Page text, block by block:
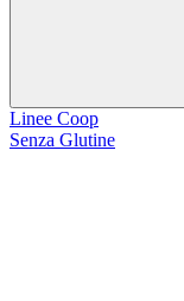
Linee Coop
Senza Glutine